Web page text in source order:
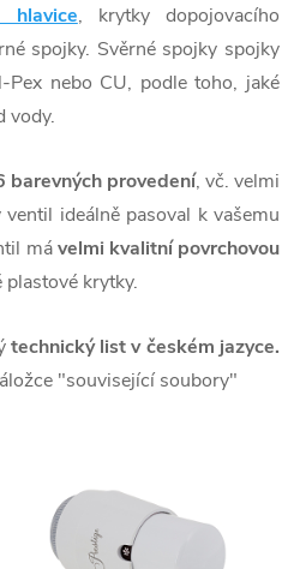
hlavice, krytky dopojovacího
spojky. Svěrné spojky spojky
nebo CU, podle toho, jaké
vody.
barevných provedení, vč. velmi
ideálně pasoval k vašemu
mávelmi kvalitní povrchovou
plastové krytky.
technický list v českém jazyce.
"související soubory"